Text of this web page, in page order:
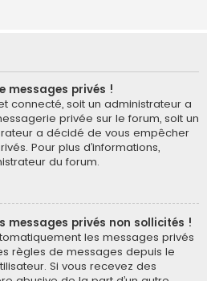
messages privés !
connecté, soit un administrateur a
privée sur le forum, soit un
a décidé de vous empêcher
Pour plus d’informations,
du forum.
messages privés non sollicités !
les messages privés
règles de messages depuis le
Si vous recevez des